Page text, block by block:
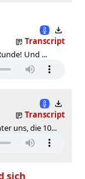
Transcript
Und ...
Transcript
uns, die 10...
sich